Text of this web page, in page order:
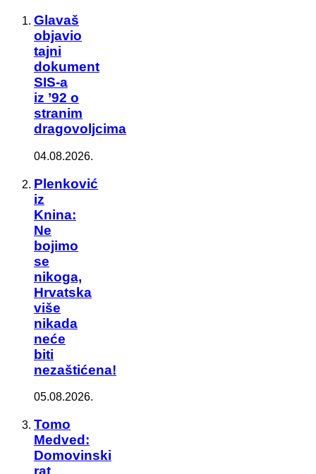
Glavaš
objavio
tajni
dokument
SIS-a
iz ’92 o
stranim
dragovoljcima
04.08.2026.
Plenković
iz
Knina:
Ne
bojimo
se
nikoga,
Hrvatska
više
nikada
neće
biti
nezaštićena!
05.08.2026.
Tomo
Medved:
Domovinski
rat